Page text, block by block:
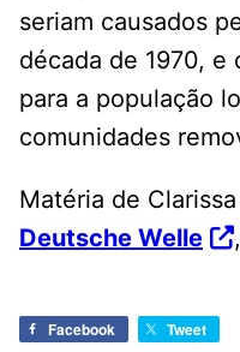
seriam causados
década de 1970,
para a população
comunidades
Matéria de
Deutsche Welle
Facebook Tweet